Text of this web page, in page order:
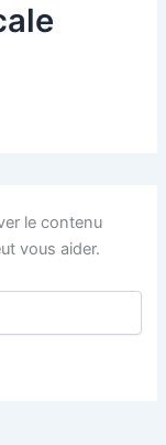
le contenu
vous aider.